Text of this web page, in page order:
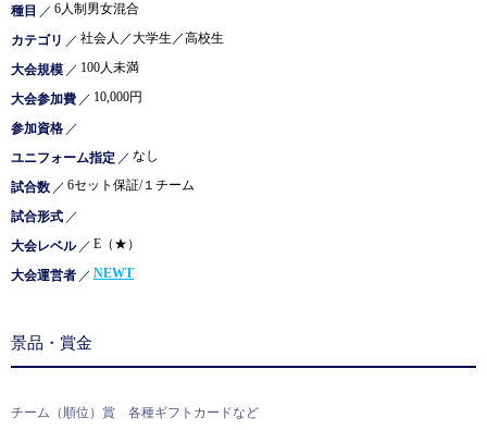
種目 ／ 6人制男女混合
カテゴリ ／ 社会人／大学生／高校生
大会規模 ／ 100人未満
大会参加費 ／ 10,000円
参加資格 ／
ユニフォーム指定 ／ なし
試合数 ／ 6セット保証/１チーム
試合形式 ／
大会レベル ／ E（★）
大会運営者 ／ NEWT
景品・賞金
チーム（順位）賞 各種ギフトカードなど